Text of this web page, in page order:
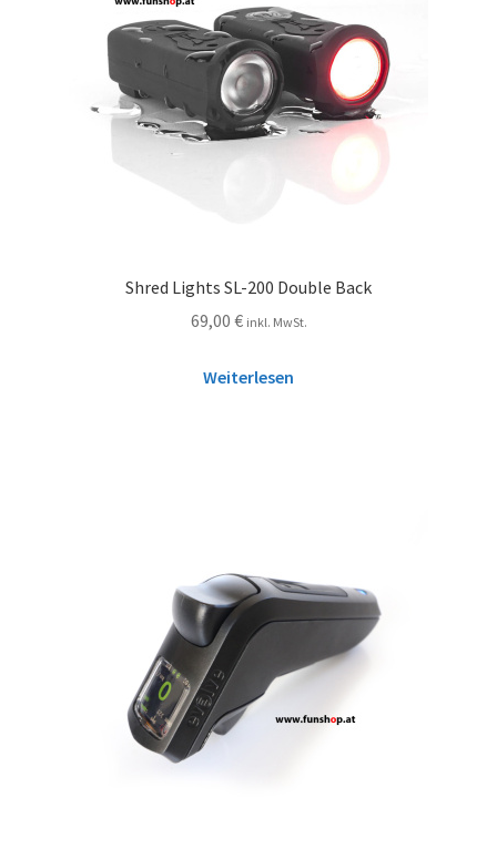
Shred Lights SL-200 Double Back
69,00 € inkl. MwSt.
Weiterlesen